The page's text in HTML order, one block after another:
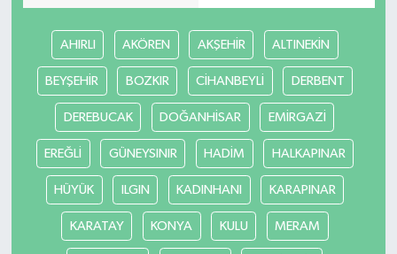
AHIRLI AKÖREN AKŞEHİR ALTINEKİN
BEYŞEHİR BOZKIR CİHANBEYLİ DERBENT
DEREBUCAK DOĞANHİSAR EMİRGAZİ
EREĞLİ GÜNEYSINIR HADİM HALKAPINAR
HÜYÜK ILGIN KADINHANI KARAPINAR
KARATAY KONYA KULU MERAM